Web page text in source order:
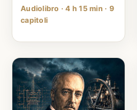
Audiolibro · 4 h 15 min · 9
capitoli